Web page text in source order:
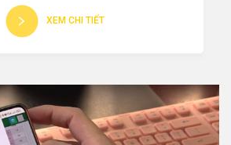
XEM CHI TIẾT